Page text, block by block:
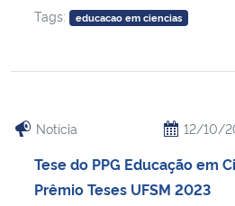
Tags:
educacao em ciencias
Notícia 12/10/
Tese do PPG Educação em
Prêmio Teses UFSM 2023